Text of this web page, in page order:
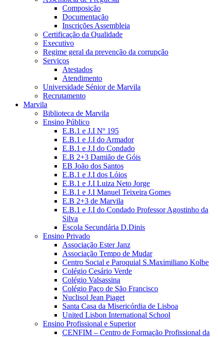
Composição
Documentação
Inscrições Assembleia
Certificação da Qualidade
Executivo
Regime geral da prevenção da corrupção
Serviços
Atestados
Atendimento
Universidade Sénior de Marvila
Recrutamento
Marvila
Biblioteca de Marvila
Ensino Público
E.B.1 e J.I Nº 195
E.B.1 e J.I do Armador
E.B.1 e J.I do Condado
E.B 2+3 Damião de Góis
EB João dos Santos
E.B.1 e J.I dos Lóios
E.B.1 e J.I Luiza Neto Jorge
E.B.1 e J.I Manuel Teixeira Gomes
E.B 2+3 de Marvila
E.B.1 e J.I do Condado Professor Agostinho da
Silva
Escola Secundária D.Dinis
Ensino Privado
Associação Ester Janz
Associação Tempo de Mudar
Centro Social e Paroquial S.Maximiliano Kolbe
Colégio Cesário Verde
Colégio Valsassina
Colégio Paço de São Francisco
Nuclisol Jean Piaget
Santa Casa da Misericórdia de Lisboa
United Lisbon International School
Ensino Profissional e Superior
CENFIM – Centro de Formação Profissional da